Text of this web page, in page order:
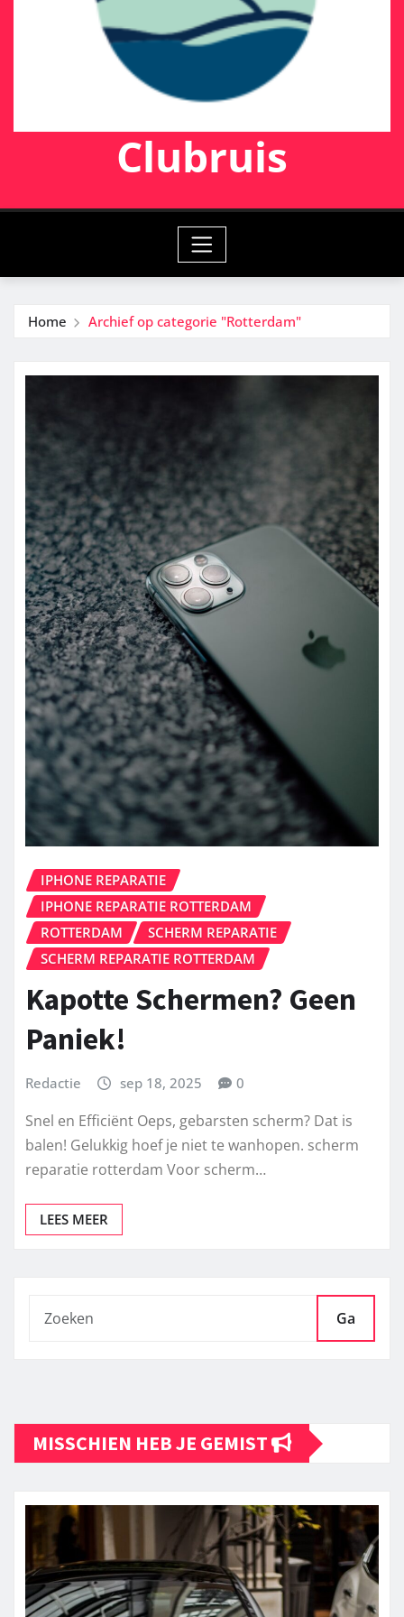
Clubruis
Home Archief op categorie "Rotterdam"
IPHONE REPARATIE
IPHONE REPARATIE ROTTERDAM
ROTTERDAM
SCHERM REPARATIE
SCHERM REPARATIE ROTTERDAM
Kapotte Schermen? Geen
Paniek!
Redactie sep 18, 2025 0
Snel en Efficiënt Oeps, gebarsten scherm? Dat is
balen! Gelukkig hoef je niet te wanhopen. scherm
reparatie rotterdam Voor scherm…
LEES MEER
Ga
MISSCHIEN HEB JE GEMIST